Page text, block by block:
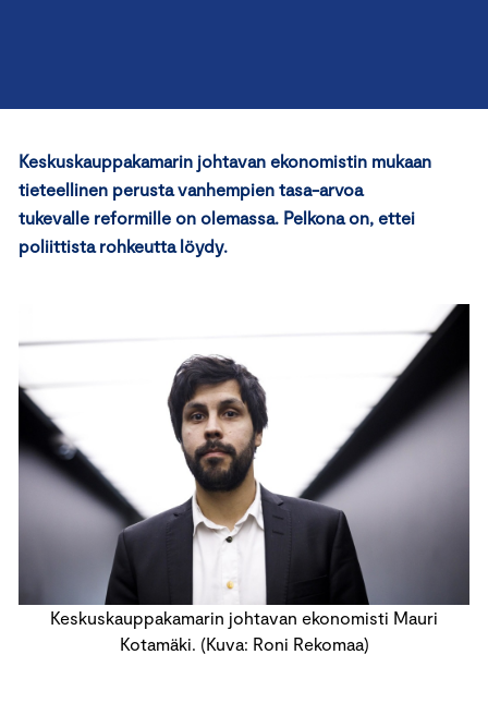
Keskuskauppakamarin johtavan ekonomistin mukaan
tieteellinen perusta vanhempien tasa-arvoa
tukevalle reformille on olemassa. Pelkona on, ettei
poliittista rohkeutta löydy.
Keskuskauppakamarin johtavan ekonomisti Mauri
Kotamäki. (Kuva: Roni Rekomaa)